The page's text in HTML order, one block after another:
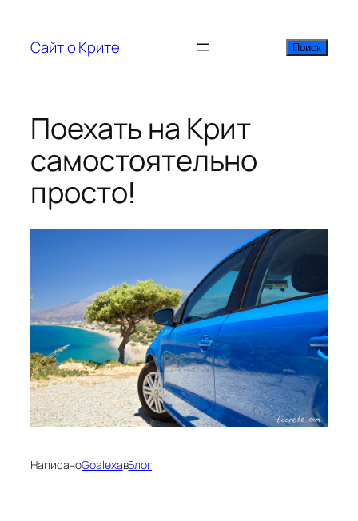
содержимому
Сайт о Крите Поиск
Поиск
Поехать на Крит
самостоятельно
просто!
НаписаноGoalexaвБлог